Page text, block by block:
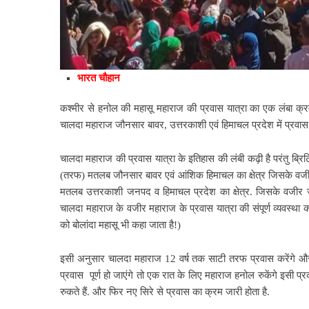
भारत चौहान
कश्मीर से हनोल की महासू महाराज की प्रवास यात्रा का एक लंबा
चालदामहाराज जौनसार बावर, उत्तरकाशी एवं हिमाचल प्रदेश में
चालदा महाराज की प्रवास यात्रा के इतिहास की लंबी कढ़ी है परंतु
(तरफ) मतलब जौनसार बावर एवं आंशिक हिमाचल का क्षेत्र जिसके
मतलब उत्तरकाशी जनपद व हिमाचल प्रदेश का क्षेत्र. जिसके वजीर
चालदा महाराज के वजीर महाराज के प्रवास यात्रा की संपूर्ण
को बोलांदा महासू भी कहा जाता है!)
इसी अनुसार चालदा महाराज 12 वर्ष तक साटी तरफ प्रवास
प्रवास पूर्ण हो जाएंगे तो एक रात के लिए महाराज हनोल रुकेंगे इसी
रुकते हैं. और फिर नए सिरे से प्रवास का क्रम जारी होता है.